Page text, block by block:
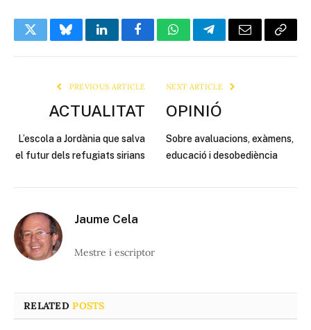
TwitterBlueskyLinkedInFacebookWhatsAppTelegramEmail Copy
PREVIOUS ARTICLE
ACTUALITAT
L’escola a Jordània que salva
el futur dels refugiats sirians
NEXT ARTICLE
OPINIÓ
Sobre avaluacions, exàmens,
educació i desobediència
Jaume Cela
Mestre i escriptor
RELATEDPOSTS